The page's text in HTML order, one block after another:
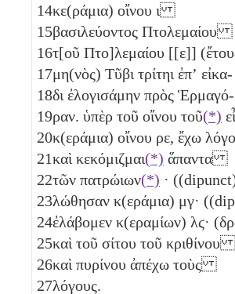
14κε(ράμια) οἴνου ι
15βασιλεύοντος Πτολεμαίου
16τ[οῦ Πτο]λεμαίου [[ε]]
17μη(νὸς) Τῦβι τρίτηι ἐπʼ εἰκα-
18δι ἐλογισάμην πρὸς Ἑρμαγό-
19ραν. ὑπὲρ τοῦ οἴνου τοῦ(*)
20κ(εράμια) οἴνου ρε, ἔχω
21καὶ κεκόμιζμαι(*) ἅπαντα
22τῶν πατρώιων(*) ·
23λώθησαν κ(εράμια) μγ·
24ἐλάβομεν κ(εραμίων) λϛ·
25καὶ τοῦ σίτου τοῦ κριθίνου
26καὶ πυρίνου ἀπέχω τοὺς
27λόγους.